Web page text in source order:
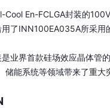
Cool En-FCLGA封装的
了INN100EA035A所采用
是业界首款硅场效应晶体管
能系统等领域带来了重大